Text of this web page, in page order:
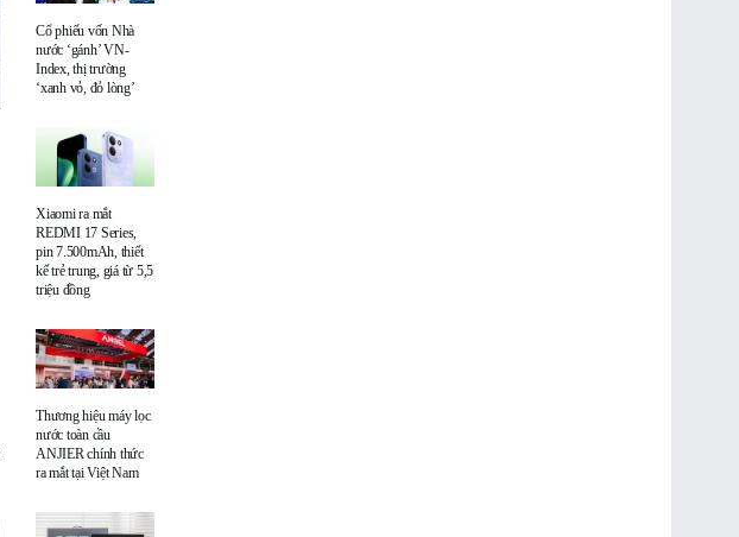
Cổ phiếu vốn Nhà
nước ‘gánh’ VN-
Index, thị trường
‘xanh vỏ, đỏ lòng’
Xiaomi ra mắt
REDMI 17 Series,
pin 7.500mAh, thiết
kế trẻ trung, giá từ 5,5
triệu đồng
Thương hiệu máy lọc
nước toàn cầu
ANJIER chính thức
ra mắt tại Việt Nam